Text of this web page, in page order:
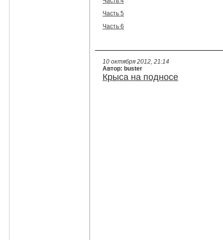
Часть 5
Часть 6
10 октября 2012, 21:14
Автор: buster
Крыса на подносе